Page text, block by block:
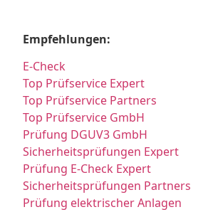
Empfehlungen:
E-Check
Top Prüfservice Expert
Top Prüfservice Partners
Top Prüfservice GmbH
Prüfung DGUV3 GmbH
Sicherheitsprüfungen Expert
Prüfung E-Check Expert
Sicherheitsprüfungen Partners
Prüfung elektrischer Anlagen